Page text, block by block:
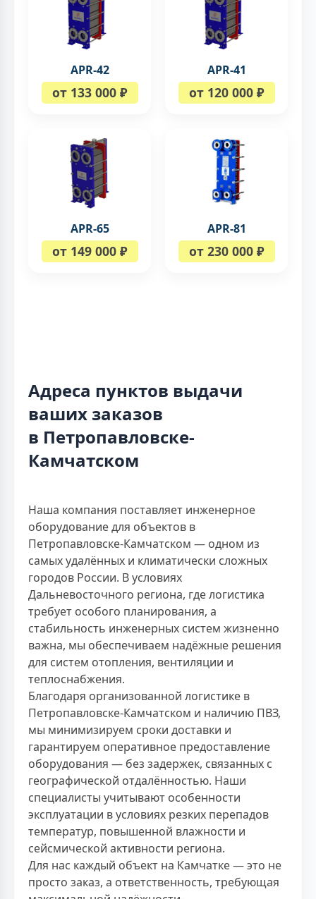
APR-42
от 133 000 ₽
APR-41
от 120 000 ₽
APR-65
от 149 000 ₽
APR-81
от 230 000 ₽
Адреса пунктов выдачи
ваших заказов
в Петропавловске-
Камчатском
Наша компания поставляет инженерное
оборудование для объектов в
Петропавловске-Камчатском — одном из
самых удалённых и климатически сложных
городов России. В условиях
Дальневосточного региона, где логистика
требует особого планирования, а
стабильность инженерных систем жизненно
важна, мы обеспечиваем надёжные решения
для систем отопления, вентиляции и
теплоснабжения.
Благодаря организованной логистике в
Петропавловске-Камчатском и наличию ПВЗ,
мы минимизируем сроки доставки и
гарантируем оперативное предоставление
оборудования — без задержек, связанных с
географической отдалённостью. Наши
специалисты учитывают особенности
эксплуатации в условиях резких перепадов
температур, повышенной влажности и
сейсмической активности региона.
Для нас каждый объект на Камчатке — это не
просто заказ, а ответственность, требующая